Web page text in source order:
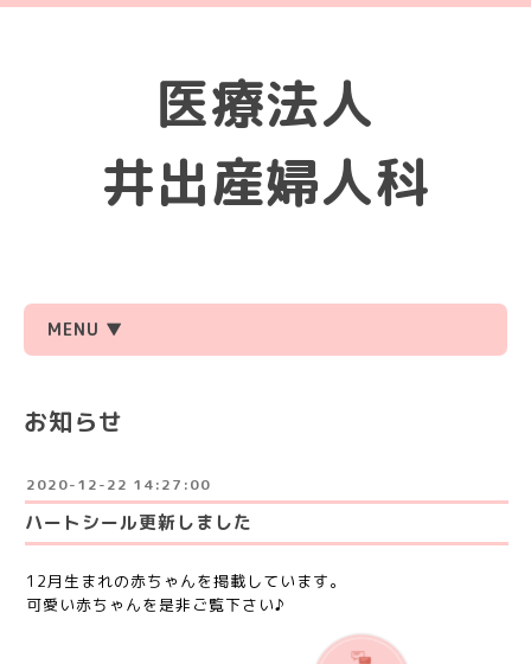
医療法人
井出産婦人科
MENU ▼
お知らせ
2020-12-22 14:27:00
ハートシール更新しました
12月生まれの赤ちゃんを掲載しています。
可愛い赤ちゃんを是非ご覧下さい♪